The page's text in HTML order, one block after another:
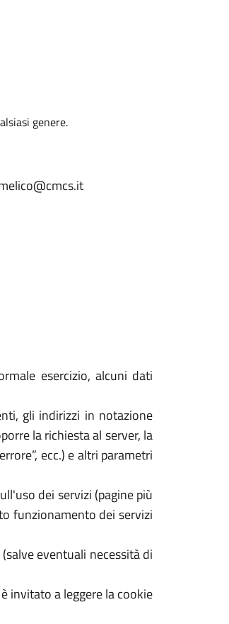
genere.
esercizio, alcuni dati
gli indirizzi in notazione
la richiesta al server, la
ecc.) e altri parametri
dei servizi (pagine più
funzionamento dei servizi
eventuali necessità di
invitato a leggere la cookie